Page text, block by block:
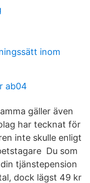
inom
ab04
gäller även
har tecknat för
inte skulle enligt
Du som
tjänstepension
dock lägst 49 kr